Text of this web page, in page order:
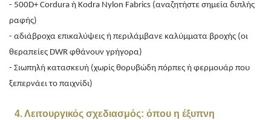
- 500D+ Cordura ή Kodra Nylon Fabrics (αναζητήστε σημεία διπλής
ραφής)
- αδιάβροχα επικαλύψεις ή περιλάμβανε καλύμματα βροχής (οι
θεραπείες DWR φθάνουν γρήγορα)
- Σιωπηλή κατασκευή (χωρίς θορυβώδη πόρπες ή φερμουάρ που
ξεπερνάει το παιχνίδι)
4. Λειτουργικός σχεδιασμός: όπου η έξυπνη